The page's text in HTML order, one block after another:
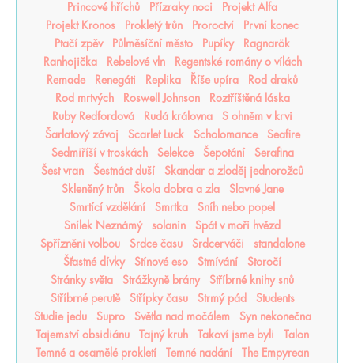
Princové hříchů
Přízraky noci
Projekt Alfa
Projekt Kronos
Prokletý trůn Proroctví
První konec
Ptačí zpěv
Půlměsíční město Pupíky
Ragnarök
Ranhojička
Rebelové vln
Regentské romány o vílách
Remade
Renegáti Replika Říše upíra
Rod draků
Rod mrtvých
Roswell Johnson
Roztříštěná láska
Ruby Redfordová
Rudá královna
S ohněm v krvi
Šarlatový závoj
Scarlet Luck Scholomance
Seafire
Sedmiříší v troskách
Selekce Šepotání
Serafina
Šest vran
Šestnáct duší
Skandar a zloděj jednorožců
Skleněný trůn
Škola dobra a zla
Slavné Jane
Smrtící vzdělání
Smrtka
Sníh nebo popel
Snílek Neznámý
solanin
Spát v moři hvězd
Spřízněni volbou
Srdce času Srdcerváči
standalone
Šťastné dívky
Stínové eso Stmívání
Storočí
Stránky světa
Strážkyně brány
Stříbrné knihy snů
Stříbrné perutě
Střípky času Strmý pád
Students
Studie jedu
Supro Světla nad močálem
Syn nekonečna
Tajemství obsidiánu
Tajný kruh Takoví jsme byli
Talon
Temné a osamělé prokletí
Temné nadání
The Empyrean